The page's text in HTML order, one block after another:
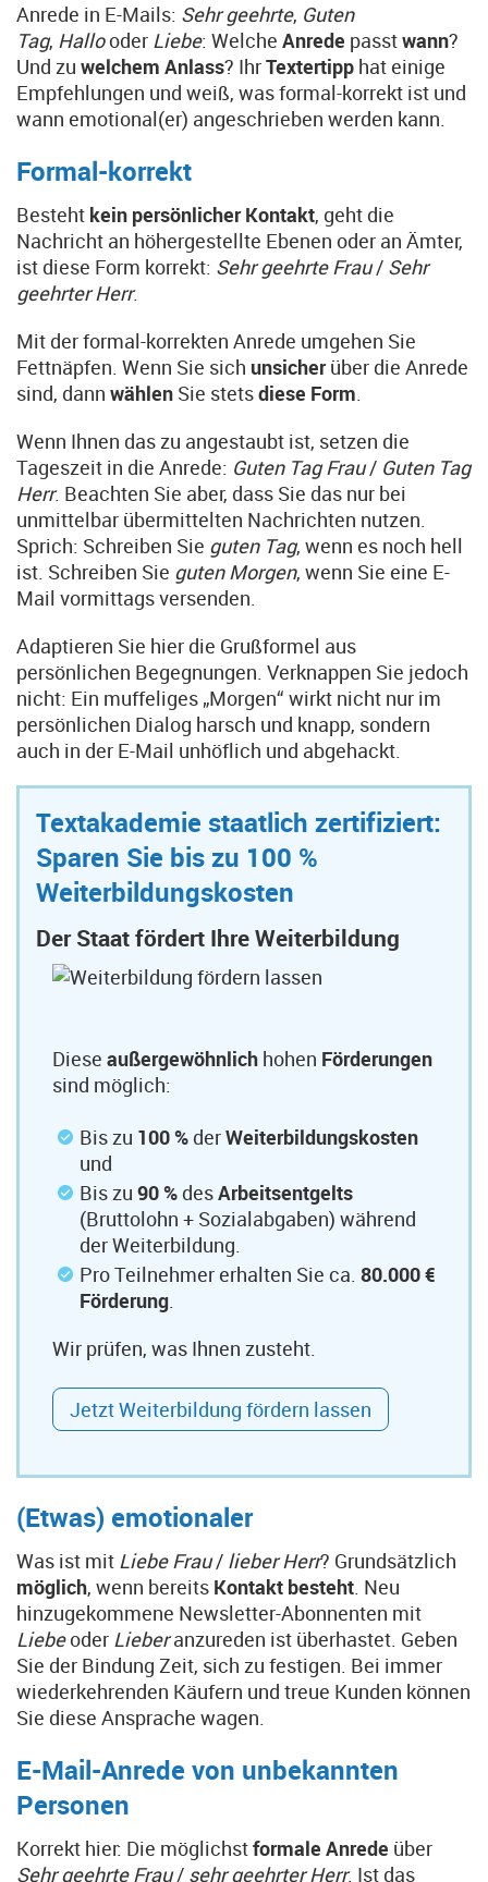
Anrede in E-Mails: Sehr geehrte, Guten
Tag, Hallooder Liebe: Welche Anrede passtwann?
Und zu welchem Anlass? IhrTextertipp hat einige
Empfehlungen und weiß, was formal-korrekt ist und
wann emotional(er) angeschrieben werden kann.
Formal-korrekt
Besteht kein persönlicher Kontakt, geht die
Nachricht an höhergestellte Ebenen oder an Ämter,
ist diese Form korrekt: Sehr geehrte Frau/ Sehr
geehrter Herr.
Mit der formal-korrekten Anrede umgehen Sie
Fettnäpfen. Wenn Sie sich unsicherüber die Anrede
sind, dann wählen Sie stetsdiese Form.
Wenn Ihnen das zu angestaubt ist, setzen die
Tageszeit in die Anrede: Guten Tag Frau/ Guten Tag
Herr. Beachten Sie aber, dass Sie das nur bei
unmittelbar übermittelten Nachrichten nutzen.
Sprich: Schreiben Sie guten Tag, wenn es noch hell
ist. Schreiben Sie guten Morgen, wenn Sie eine E-
Mail vormittags versenden.
Adaptieren Sie hier die Grußformel aus
persönlichen Begegnungen. Verknappen Sie jedoch
nicht: Ein muffeliges „Morgen“ wirkt nicht nur im
persönlichen Dialog harsch und knapp, sondern
auch in der E-Mail unhöflich und abgehackt.
Textakademie staatlich zertifiziert:
Sparen Sie bis zu 100 %
Weiterbildungskosten
Der Staat fördert Ihre Weiterbildung
Diese außergewöhnlich hohen Förderungen
sind möglich:
Bis zu 100 % derWeiterbildungskosten
und
Bis zu 90 % desArbeitsentgelts
(Bruttolohn + Sozialabgaben) während
der Weiterbildung.
Pro Teilnehmer erhalten Sie ca. 80.000 €
Förderung.
Wir prüfen, was Ihnen zusteht.
Jetzt Weiterbildung fördern lassen
(Etwas) emotionaler
Was ist mit Liebe Frau/ lieber Herr? Grundsätzlich
möglich, wenn bereits Kontakt besteht. Neu
hinzugekommene Newsletter-Abonnenten mit
Liebeoder Lieberanzureden ist überhastet. Geben
Sie der Bindung Zeit, sich zu festigen. Bei immer
wiederkehrenden Käufern und treue Kunden können
Sie diese Ansprache wagen.
E-Mail-Anrede von unbekannten
Personen
Korrekt hier: Die möglichstformale Anrede über
Sehr geehrte Frau/ sehr geehrter Herr. Ist das